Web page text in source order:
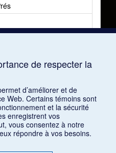
de respecter la
d’améliorer et de
Web. Certains témoins sont
et la sécurité
enregistrent vos
vous consentez à notre
répondre à vos besoins.